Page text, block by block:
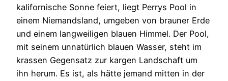
kalifornische Sonne feiert, liegt Perrys Pool in
einem Niemandsland, umgeben von brauner Erde
und einem langweiligen blauen Himmel. Der Pool,
mit seinem unnatürlich blauen Wasser, steht im
krassen Gegensatz zur kargen Landschaft um
ihn herum. Es ist, als hätte jemand mitten in der